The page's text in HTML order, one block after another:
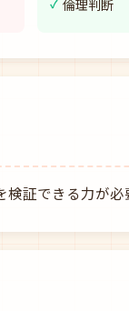
倫理判断
証できる力が必